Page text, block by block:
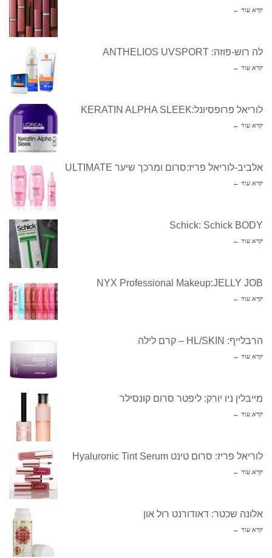
קרא עוד ←
לה רוש-פוזה: ANTHELIOS UVSPORT
קרא עוד ←
לוריאל פרופסיונל:KERATIN ALPHA SLEEK
קרא עוד ←
אלביב-לוריאל פריז:סרום ומרכך שיער ULTIMATE
קרא עוד ←
Schick: Schick BODY
קרא עוד ←
NYX Professional Makeup:JELLY JOB
קרא עוד ←
הרבלייף: HL/SKIN – קרם לילה
קרא עוד ←
מייבלין ניו יורק: ליפטר סרום קונסילר
קרא עוד ←
לוריאל פריז: סרום טינט Hyaluronic Tint Serum
קרא עוד ←
אלונה שכטר: דאודורנט רול און
קרא עוד ←